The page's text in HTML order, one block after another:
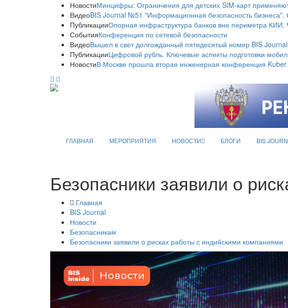
НовостиМинцифры: Ограничения для детских SIM-карт
ВидеоBIS Journal №51 "Информационная безопасность
ПубликацииОпорная инфраструктура банков вне периметра КИИ.
СобытияКонференция по сетевой безопасности
ВидеоВышел в свет долгожданный пятидесятый номер BIS
ПубликацииЦифровой рубль. Ключевые аспекты подготовки
НовостиВ Москве прошла вторая инженерная конференция
ГЛАВНАЯ МЕРОПРИЯТИЯ НОВОСТИ БЛОГИ BIS
Безопасники заявили о
Главная
BIS Journal
Новости
Безопасникам
Безопасники заявили о рисках работы с индийскими компаниями